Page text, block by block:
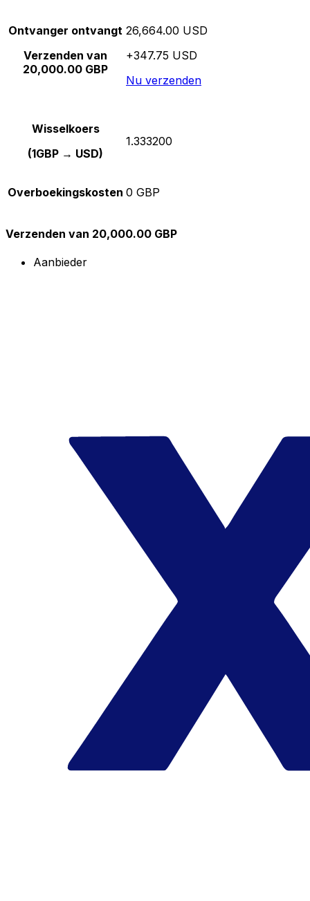
Ontvanger ontvangt
Verzenden van
20,000.00 GBP
26,664.00 USD
+347.75 USD
Nu verzenden
Wisselkoers
(1GBP → USD)
1.333200
Overboekingskosten 0 GBP
Verzenden van 20,000.00 GBP
Aanbieder